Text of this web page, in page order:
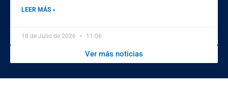
LEER MÁS »
18 de Julio de 2026 11:06
Ver más noticias